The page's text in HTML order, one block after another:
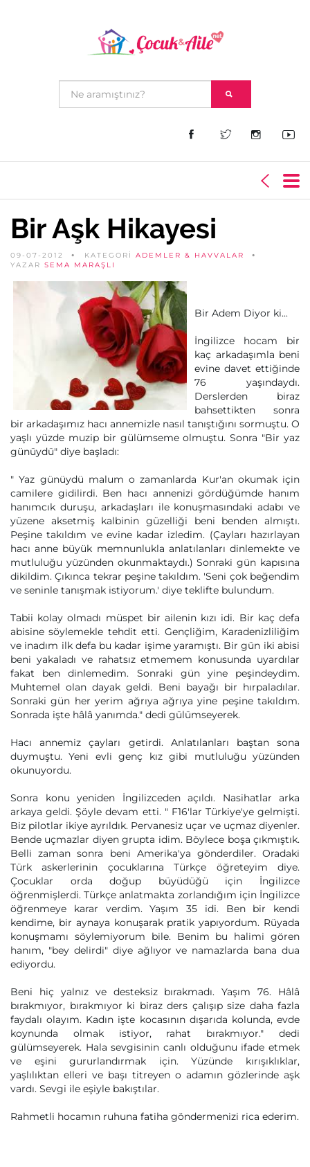
Bir Aşk Hikayesi
09-07-2012 KATEGORİ ADEMLER & HAVVALAR
YAZAR SEMA MARAŞLI
Bir Adem Diyor ki...
İngilizce hocam bir
kaç arkadaşımla beni
evine davet ettiğinde
76 yaşındaydı.
Derslerden biraz
bahsettikten sonra
bir arkadaşımız hacı annemizle nasıl tanıştığını sormuştu. O
yaşlı yüzde muzip bir gülümseme olmuştu. Sonra "Bir yaz
günüydü" diye başladı:
" Yaz günüydü malum o zamanlarda Kur'an okumak için
camilere gidilirdi. Ben hacı annenizi gördüğümde hanım
hanımcık duruşu, arkadaşları ile konuşmasındaki adabı ve
yüzene aksetmiş kalbinin güzelliği beni benden almıştı.
Peşine takıldım ve evine kadar izledim. (Çayları hazırlayan
hacı anne büyük memnunlukla anlatılanları dinlemekte ve
mutluluğu yüzünden okunmaktaydı.) Sonraki gün kapısına
dikildim. Çıkınca tekrar peşine takıldım. 'Seni çok beğendim
ve seninle tanışmak istiyorum.' diye teklifte bulundum.
Tabii kolay olmadı müspet bir ailenin kızı idi. Bir kaç defa
abisine söylemekle tehdit etti. Gençliğim, Karadenizliliğim
ve inadım ilk defa bu kadar işime yaramıştı. Bir gün iki abisi
beni yakaladı ve rahatsız etmemem konusunda uyardılar
fakat ben dinlemedim. Sonraki gün yine peşindeydim.
Muhtemel olan dayak geldi. Beni bayağı bir hırpaladılar.
Sonraki gün her yerim ağrıya ağrıya yine peşine takıldım.
Sonrada işte hâlâ yanımda." dedi gülümseyerek.
Hacı annemiz çayları getirdi. Anlatılanları baştan sona
duymuştu. Yeni evli genç kız gibi mutluluğu yüzünden
okunuyordu.
Sonra konu yeniden İngilizceden açıldı. Nasihatlar arka
arkaya geldi. Şöyle devam etti. " F16'lar Türkiye'ye gelmişti.
Biz pilotlar ikiye ayrıldık. Pervanesiz uçar ve uçmaz diyenler.
Bende uçmazlar diyen grupta idim. Böylece boşa çıkmıştık.
Belli zaman sonra beni Amerika'ya gönderdiler. Oradaki
Türk askerlerinin çocuklarına Türkçe öğreteyim diye.
Çocuklar orda doğup büyüdüğü için İngilizce
öğrenmişlerdi. Türkçe anlatmakta zorlandığım için İngilizce
öğrenmeye karar verdim. Yaşım 35 idi. Ben bir kendi
kendime, bir aynaya konuşarak pratik yapıyordum. Rüyada
konuşmamı söylemiyorum bile. Benim bu halimi gören
hanım, "bey delirdi" diye ağlıyor ve namazlarda bana dua
ediyordu.
Beni hiç yalnız ve desteksiz bırakmadı. Yaşım 76. Hâlâ
bırakmıyor, bırakmıyor ki biraz ders çalışıp size daha fazla
faydalı olayım. Kadın işte kocasının dışarıda kolunda, evde
koynunda olmak istiyor, rahat bırakmıyor." dedi
gülümseyerek. Hala sevgisinin canlı olduğunu ifade etmek
ve eşini gururlandırmak için. Yüzünde kırışıklıklar,
yaşlılıktan elleri ve başı titreyen o adamın gözlerinde aşk
vardı. Sevgi ile eşiyle bakıştılar.
Rahmetli hocamın ruhuna fatiha göndermenizi rica ederim.